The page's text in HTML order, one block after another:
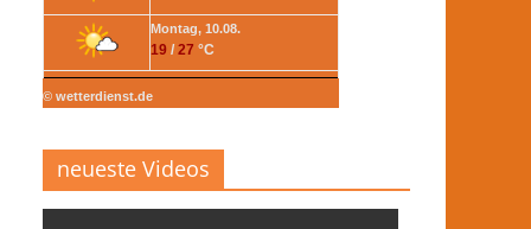
Montag, 10.08.
19 / 27 °C
© wetterdienst.de
neueste Videos